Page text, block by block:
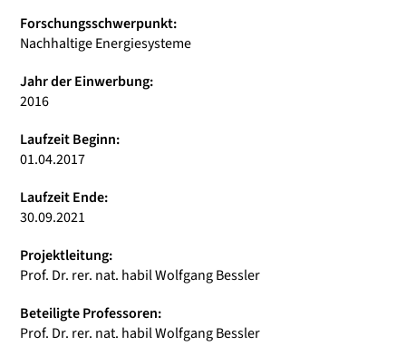
Forschungsschwerpunkt:
Nachhaltige Energiesysteme
Jahr der Einwerbung:
2016
Laufzeit Beginn:
01.04.2017
Laufzeit Ende:
30.09.2021
Projektleitung:
Prof. Dr. rer. nat. habil Wolfgang Bessler
Beteiligte Professoren:
Prof. Dr. rer. nat. habil Wolfgang Bessler